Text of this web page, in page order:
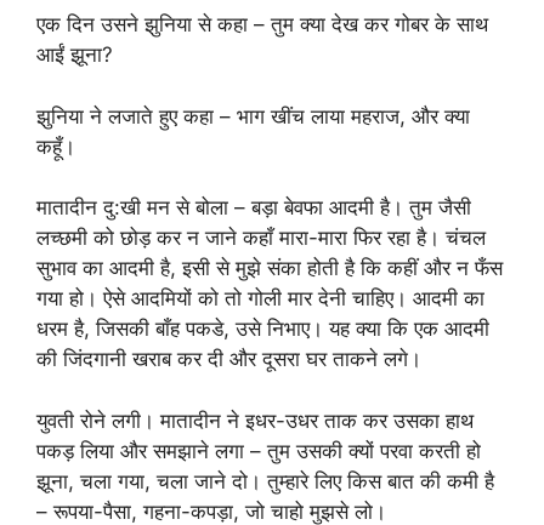
एक दिन उसने झुनिया से कहा – तुम क्या देख कर गोबर के साथ
आईं झूना?
झुनिया ने लजाते हुए कहा – भाग खींच लाया महराज, और क्या
कहूँ।
मातादीन दु:खी मन से बोला – बड़ा बेवफा आदमी है। तुम जैसी
लच्छमी को छोड़ कर न जाने कहाँ मारा-मारा फिर रहा है। चंचल
सुभाव का आदमी है, इसी से मुझे संका होती है कि कहीं और न फँस
गया हो। ऐसे आदमियों को तो गोली मार देनी चाहिए। आदमी का
धरम है, जिसकी बाँह पकडे, उसे निभाए। यह क्या कि एक आदमी
की जिंदगानी खराब कर दी और दूसरा घर ताकने लगे।
युवती रोने लगी। मातादीन ने इधर-उधर ताक कर उसका हाथ
पकड़ लिया और समझाने लगा – तुम उसकी क्यों परवा करती हो
झूना, चला गया, चला जाने दो। तुम्हारे लिए किस बात की कमी है
– रूपया-पैसा, गहना-कपड़ा, जो चाहो मुझसे लो।